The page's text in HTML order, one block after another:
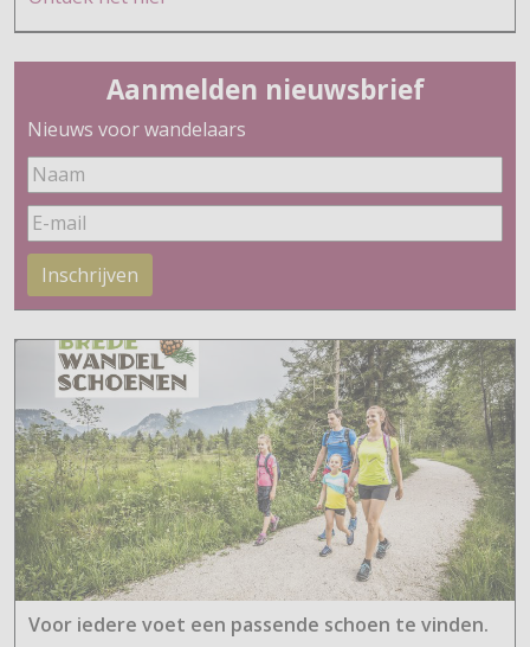
Aanmelden nieuwsbrief
Nieuws voor wandelaars
Inschrijven
Voor iedere voet een passende schoen te vinden.